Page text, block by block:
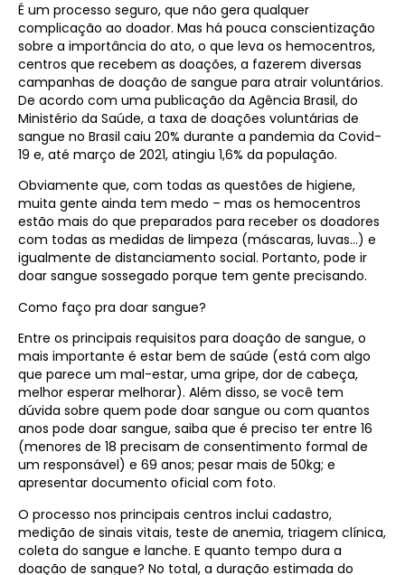
É um processo seguro, que não gera qualquer
complicação ao doador. Mas há pouca conscientização
sobre a importância do ato, o que leva os hemocentros,
centros que recebem as doações, a fazerem diversas
campanhas de doação de sangue para atrair voluntários.
De acordo com uma publicação da Agência Brasil, do
Ministério da Saúde, a taxa de doações voluntárias de
sangue no Brasil caiu 20% durante a pandemia da Covid-
19 e, até março de 2021, atingiu 1,6% da população.
Obviamente que, com todas as questões de higiene,
muita gente ainda tem medo – mas os hemocentros
estão mais do que preparados para receber os doadores
com todas as medidas de limpeza (máscaras, luvas…) e
igualmente de distanciamento social. Portanto, pode ir
doar sangue sossegado porque tem gente precisando.
Como faço pra doar sangue?
Entre os principais requisitos para doação de sangue, o
mais importante é estar bem de saúde (está com algo
que parece um mal-estar, uma gripe, dor de cabeça,
melhor esperar melhorar). Além disso, se você tem
dúvida sobre quem pode doar sangue ou com quantos
anos pode doar sangue, saiba que é preciso ter entre 16
(menores de 18 precisam de consentimento formal de
um responsável) e 69 anos; pesar mais de 50kg; e
apresentar documento oficial com foto.
O processo nos principais centros inclui cadastro,
medição de sinais vitais, teste de anemia, triagem clínica,
coleta do sangue e lanche. E quanto tempo dura a
doação de sangue? No total, a duração estimada do